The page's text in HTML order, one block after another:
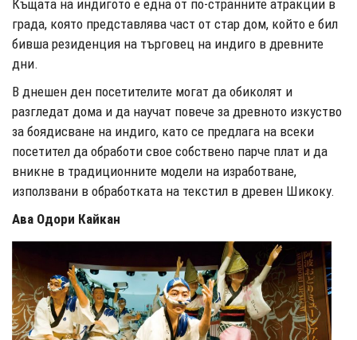
Къщата на индигото е една от по-странните атракции в
града, която представлява част от стар дом, който е бил
бивша резиденция на търговец на индиго в древните
дни.
В днешен ден посетителите могат да обиколят и
разгледат дома и да научат повече за древното изкуство
за боядисване на индиго, като се предлага на всеки
посетител да обработи свое собствено парче плат и да
вникне в традиционните модели на изработване,
използвани в обработката на текстил в древен Шикоку.
Ава Одори Кайкан